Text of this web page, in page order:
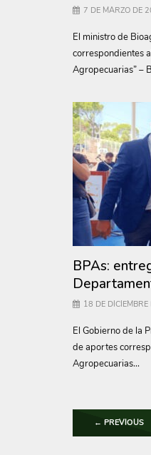
7 DE MARZO DE
El ministro de
correspondientes
Agropecuarias” –
BPAs:
18 DE
El Gobierno de la
de aportes
Agropecuarias...
← PREVIOUS